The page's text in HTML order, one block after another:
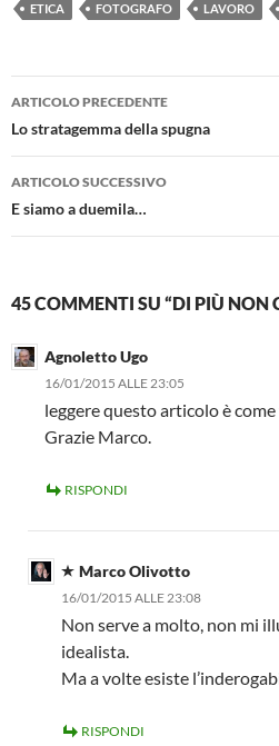
ETICA FOTOGRAFO LAVORO
Navigazione
articolo
ARTICOLO PRECEDENTE
Lo stratagemma della spugna
ARTICOLO SUCCESSIVO
E siamo a duemila…
45 COMMENTI SU “DI PIÙ NON
Agnoletto Ugo
16/01/2015 ALLE 23:05
leggere questo articolo è
Grazie Marco.
RISPONDI
Marco Olivotto
16/01/2015 ALLE 23:08
Non serve a molto, non mi
idealista.
Ma a volte esiste
RISPONDI